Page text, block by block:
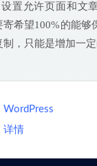
置允许页面和文
寄希望100%的能够
，只能是增加一定
WordPress
详情